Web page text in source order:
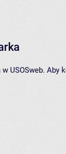
USOSweb.